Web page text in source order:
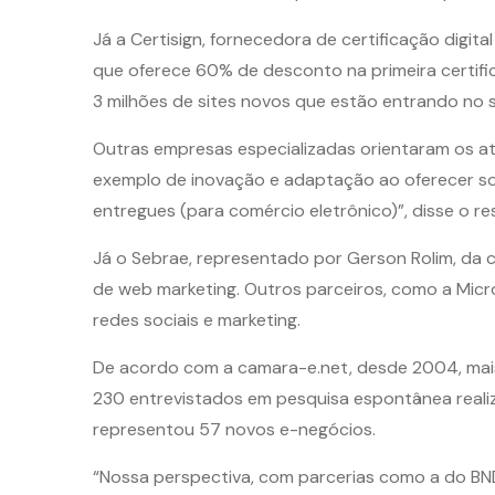
Já a Certisign, fornecedora de certificação
que oferece 60% de desconto na primeira
3 milhões de sites novos que estão entrando no
Outras empresas especializadas orientaram os
exemplo de inovação e adaptação ao oferecer
entregues (para comércio eletrônico)”, disse o
Já o Sebrae, representado por Gerson Rolim,
de web marketing. Outros parceiros, como a
redes sociais e marketing.
De acordo com a camara-e.net, desde 2004,
230 entrevistados em pesquisa espontânea
representou 57 novos e-negócios.
“Nossa perspectiva, com parcerias como a do